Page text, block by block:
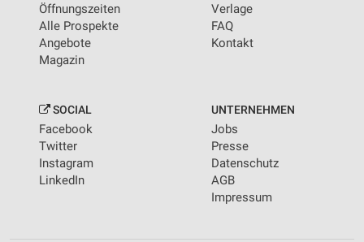
Öffnungszeiten
Alle Prospekte
Angebote
Magazin
Verlage
FAQ
Kontakt
SOCIAL
Facebook
Twitter
Instagram
LinkedIn
UNTERNEHMEN
Jobs
Presse
Datenschutz
AGB
Impressum